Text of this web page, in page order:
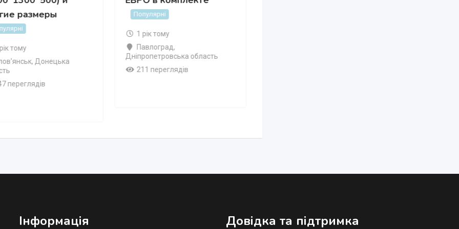
размеры
тому
, Донецька
переглядів
Популярні
1 рік тому
Павлоград,
Дніпропетровська область
211 переглядів
Інформація Довідка та підтримка